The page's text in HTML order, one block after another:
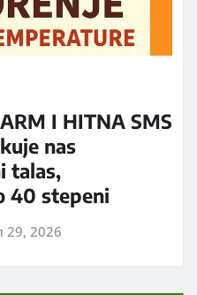
I HITNA SMS
nas
talas,
40 stepeni
29, 2026